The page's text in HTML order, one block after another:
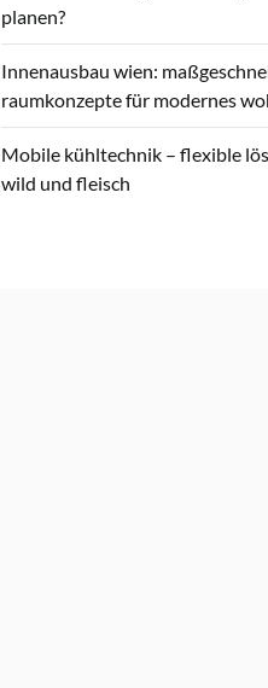
planen?
Innenausbau wien:
raumkonzepte für modernes
Mobile kühltechnik – flexible
wild und fleisch